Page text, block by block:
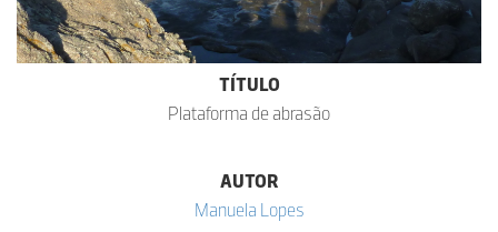
TÍTULO
Plataforma de abrasão
AUTOR
Manuela Lopes